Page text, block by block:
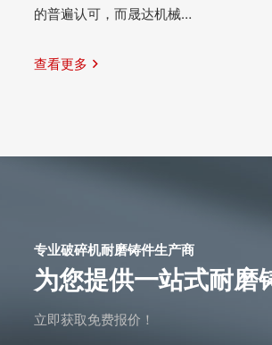
的普遍认可，而晟达机械…
查看更多
专业破碎机耐磨铸件生产商
为您提供一站式耐磨
立即获取免费报价！